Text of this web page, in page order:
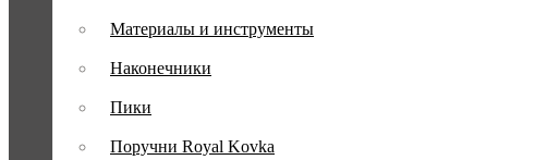
Материалы и инструменты
Наконечники
Пики
Поручни Royal Kovka